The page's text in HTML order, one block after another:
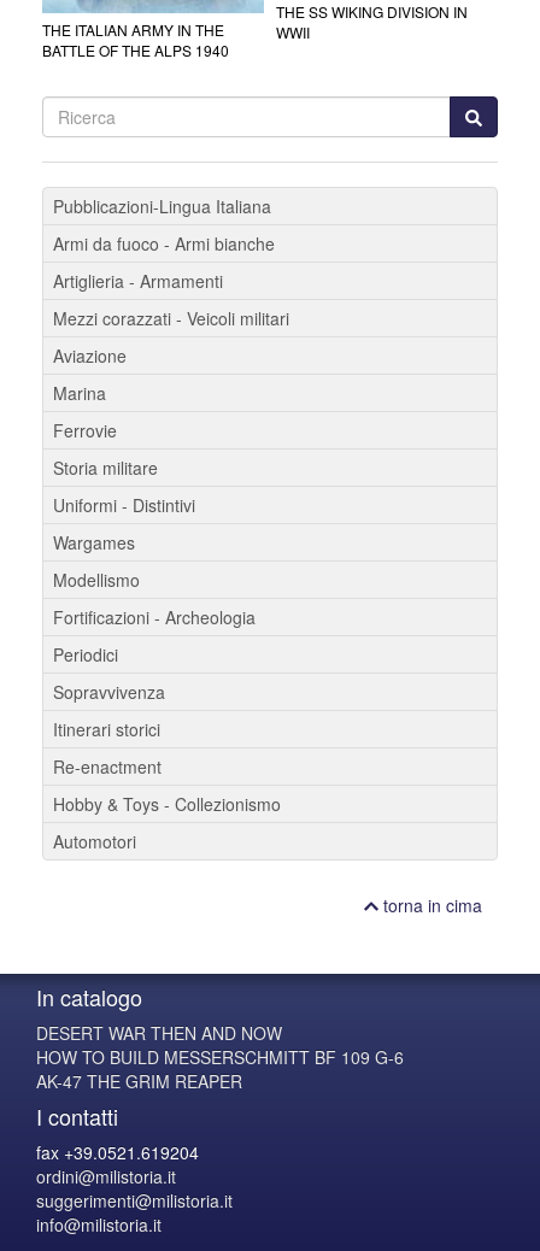
THE ITALIAN ARMY IN THE
BATTLE OF THE ALPS 1940
THE SS WIKING DIVISION IN
WWII
Pubblicazioni-Lingua Italiana
Armi da fuoco - Armi bianche
Artiglieria - Armamenti
Mezzi corazzati - Veicoli militari
Aviazione
Marina
Ferrovie
Storia militare
Uniformi - Distintivi
Wargames
Modellismo
Fortificazioni - Archeologia
Periodici
Sopravvivenza
Itinerari storici
Re-enactment
Hobby & Toys - Collezionismo
Automotori
torna in cima
In catalogo
DESERT WAR THEN AND NOW
HOW TO BUILD MESSERSCHMITT BF 109 G-6
AK-47 THE GRIM REAPER
I contatti
fax +39.0521.619204
ordini@milistoria.it
suggerimenti@milistoria.it
info@milistoria.it